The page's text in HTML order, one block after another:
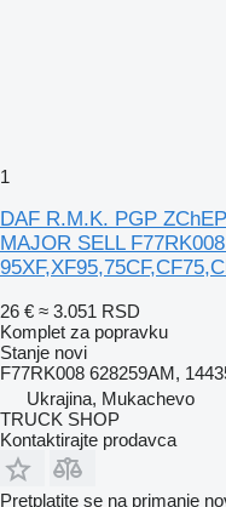
1
DAF R.M.K. PGP
MAJOR SELL
26 € ≈ 3.051 RSD
Komplet za popravku
Stanje novi
F77RK008 628259AM,
Ukrajina, Mukachevo
TRUCK SHOP
Kontaktirajte prodavca
Pretplatite se na primanje